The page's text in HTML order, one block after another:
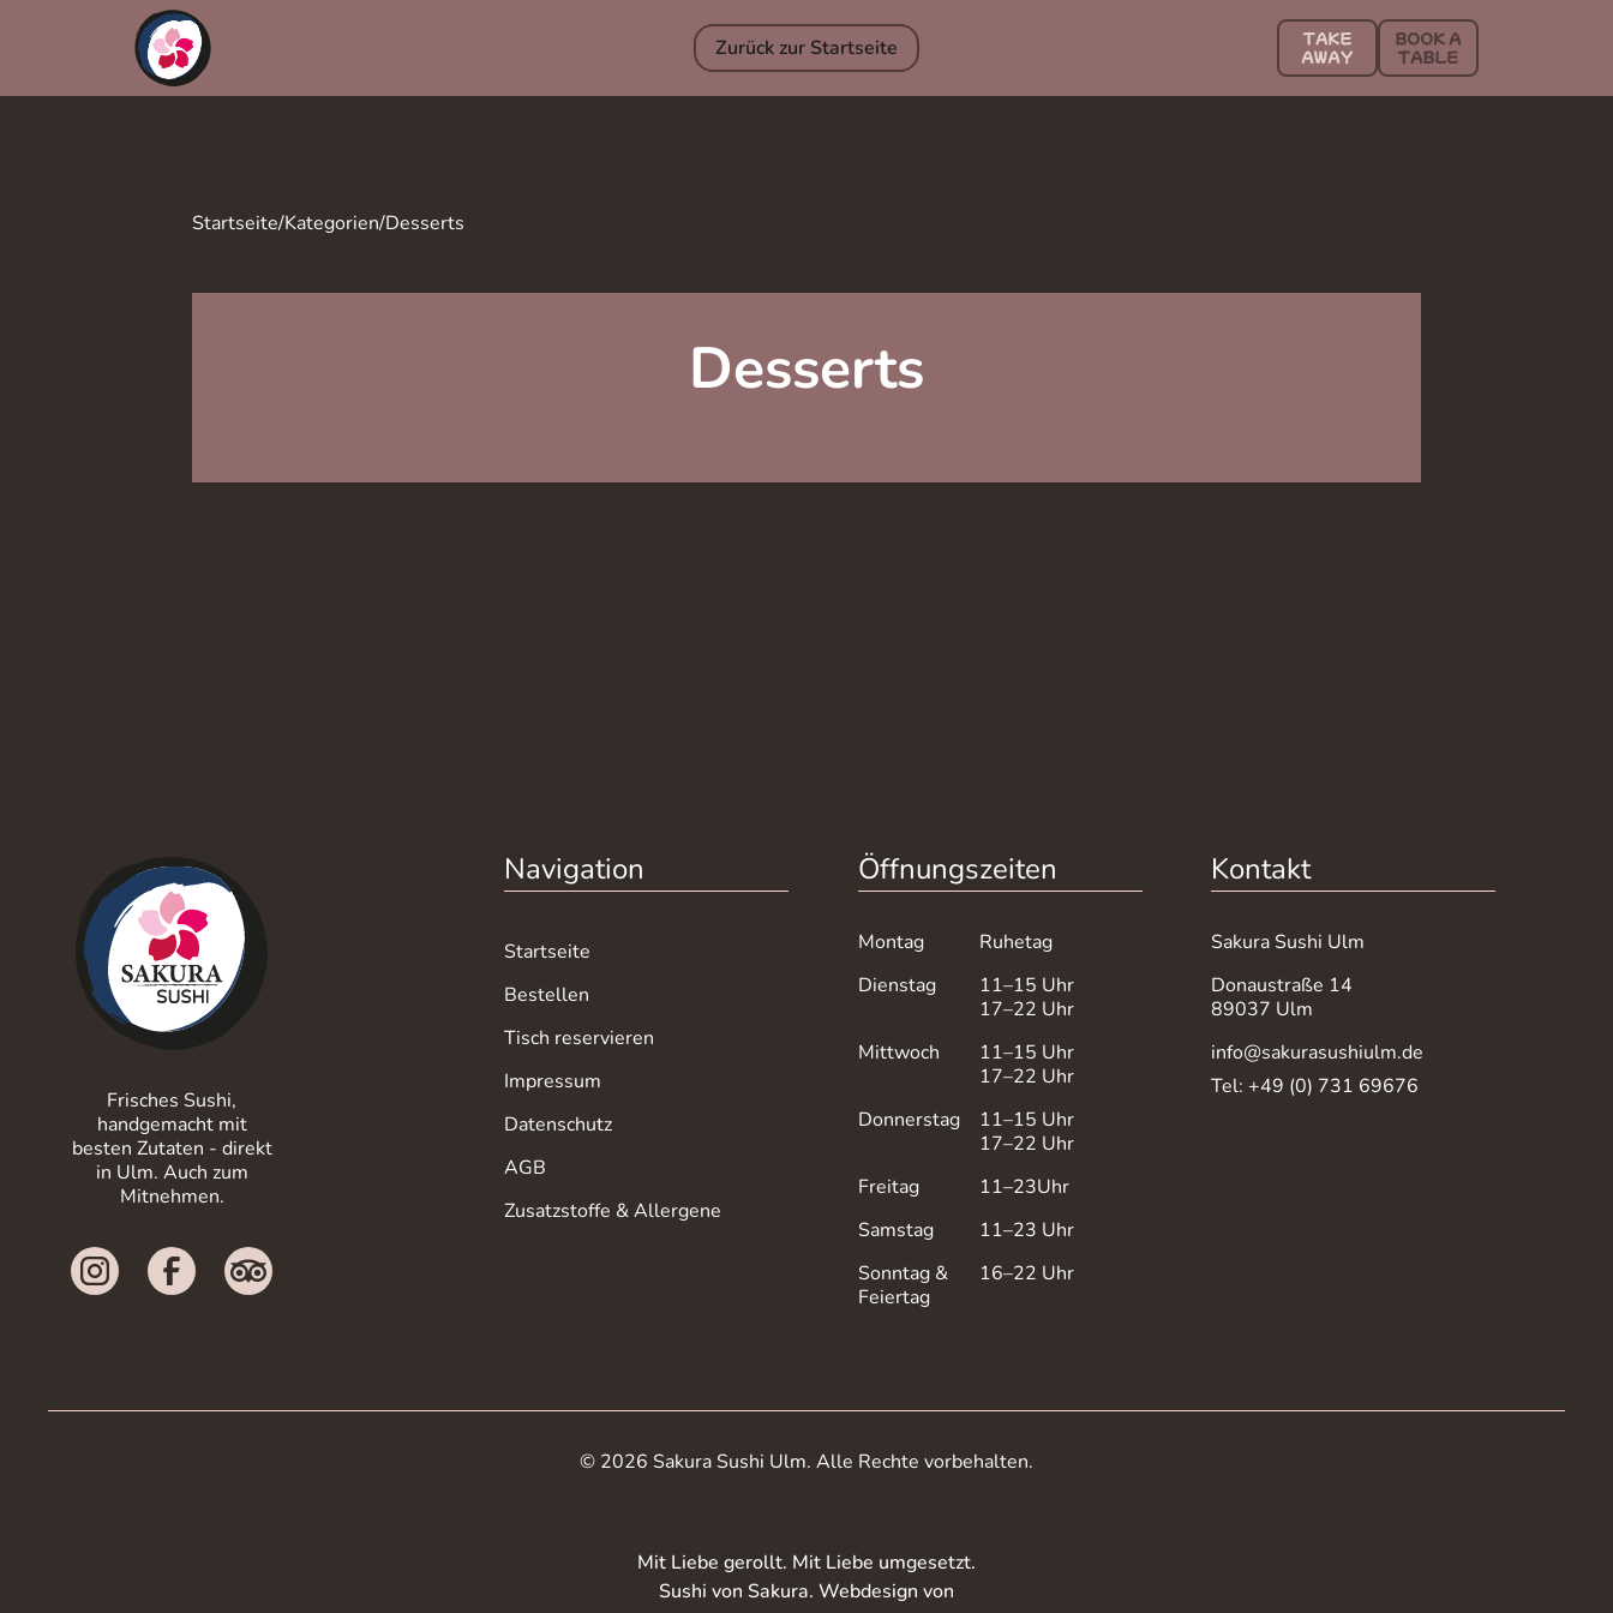
Zurück zur Startseite
Startseite/Kategorien/Desserts
Desserts
Frisches Sushi,
handgemacht mit
besten Zutaten - direkt
in Ulm. Auch zum
Mitnehmen.
Navigation
Startseite
Bestellen
Tisch reservieren
Impressum
Datenschutz
AGB
Zusatzstoffe & Allergene
Öffnungszeiten
Montag
Ruhetag
Dienstag
11–15 Uhr
17–22 Uhr
Mittwoch
11–15 Uhr
17–22 Uhr
Donnerstag
11–15 Uhr
17–22 Uhr
Freitag
11–23Uhr
Samstag
11–23 Uhr
Sonntag &
Feiertag
16–22 Uhr
Kontakt
Sakura Sushi Ulm
Donaustraße 14
89037 Ulm
info@sakurasushiulm.de
Tel: +49 (0) 731 69676
© 2026 Sakura Sushi Ulm. Alle Rechte vorbehalten.
Mit Liebe gerollt. Mit Liebe umgesetzt.
Sushi von Sakura. Webdesign von